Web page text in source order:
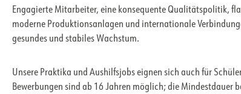
Engagierte Mitarbeiter, eine konsequente Qualitätspolitik,
moderne Produktionsanlagen und internationale
gesundes und stabiles Wachstum.
Unsere Praktika und Aushilfsjobs eignen sich auch für
Bewerbungen sind ab 16 Jahren möglich; die Mindestdauer